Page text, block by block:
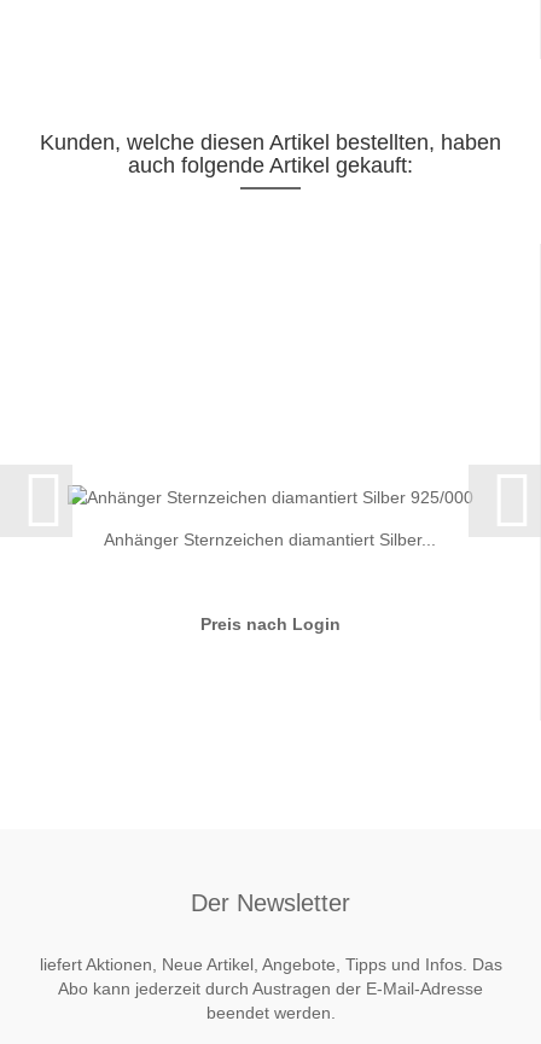
Kunden, welche diesen Artikel bestellten, haben
auch folgende Artikel gekauft:
Anhänger Sternzeichen diamantiert Silber...
Preis nach Login
Der Newsletter
liefert Aktionen, Neue Artikel, Angebote, Tipps und Infos. Das
Abo kann jederzeit durch Austragen der E-Mail-Adresse
beendet werden.